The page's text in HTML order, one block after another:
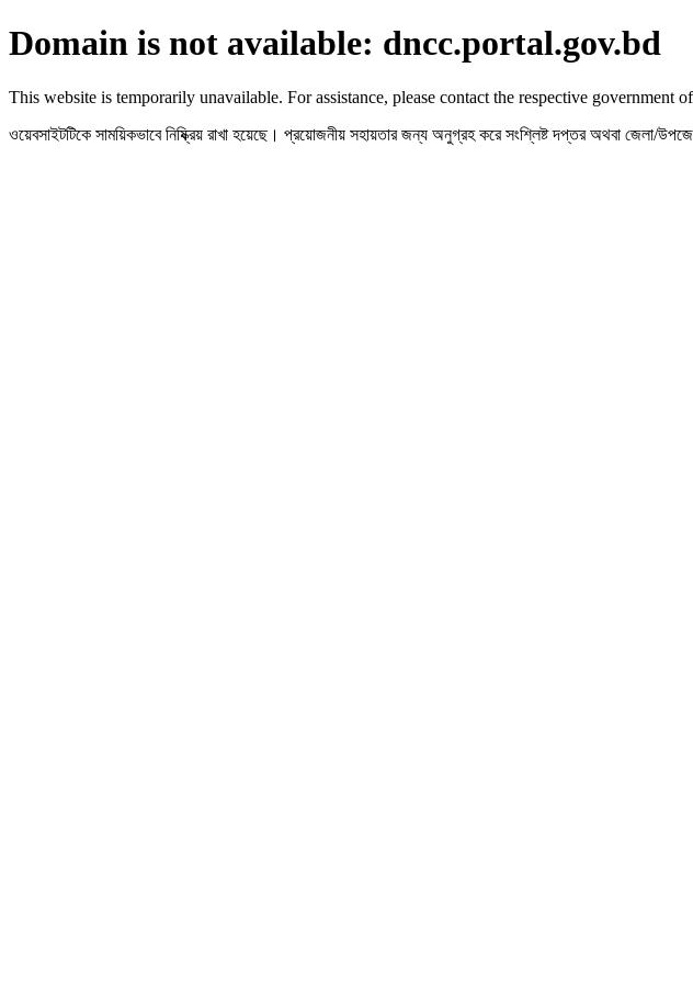
Domain is not available: dncc.portal.gov.bd
This website is temporarily unavailable. For assistance, please contact the respective
ওয়েবসাইটটিকে সাময়িকভাবে নিষ্ক্রিয় রাখা হয়েছে। প্রয়োজনীয় সহায়তার জন্য অনুগ্রহ করে সংশ্লিষ্ট দপ্তর অথবা জেলা/